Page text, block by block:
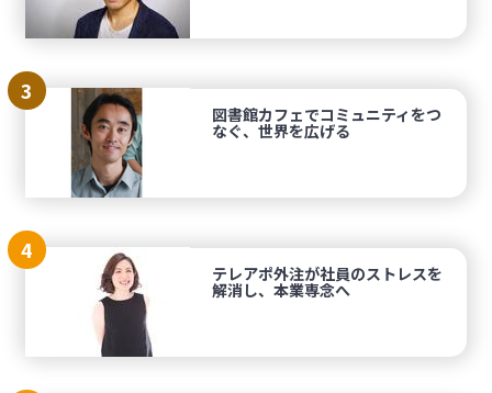
3
図書館カフェでコミュニティをつ
なぐ、世界を広げる
4
テレアポ外注が社員のストレスを
解消し、本業専念へ